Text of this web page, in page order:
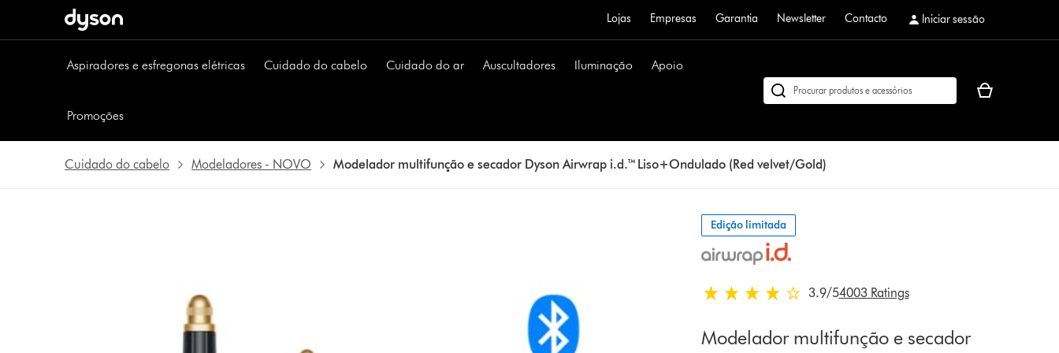
Lojas Empresas Garantia Newsletter Contacto Iniciar sessão
Aspiradores e esfregonas elétricas Cuidado do cabelo Cuidado do ar Auscultadores Iluminação Apoio
Promoções
Pesquisar
O
de
Cuidado do cabelo Modeladores - NOVO Modelador multifunção e secador Dyson Airwrap i.d.™ Liso+Ondulado (Red velvet/Gold)
Edição limitada
3.9 estrelas de 5 em 4003 Ratings
3.9/54003 Ratings
Modelador multifunção e secador